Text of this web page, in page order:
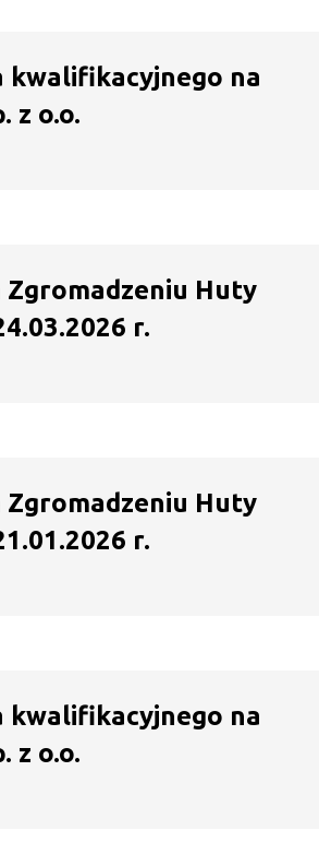
kwalifikacyjnego na
z o.o.
Zgromadzeniu Huty
r.
Zgromadzeniu Huty
r.
kwalifikacyjnego na
z o.o.